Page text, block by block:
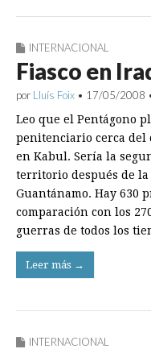
INTERNACIONAL
Fiasco en
por Lluís Foix • 17/05/2008
Leo que el Pentágono
penitenciario cerca del
en Kabul. Sería la
territorio después de
Guantánamo. Hay 630
comparación con los
guerras de todos los
Leer más →
INTERNACIONAL